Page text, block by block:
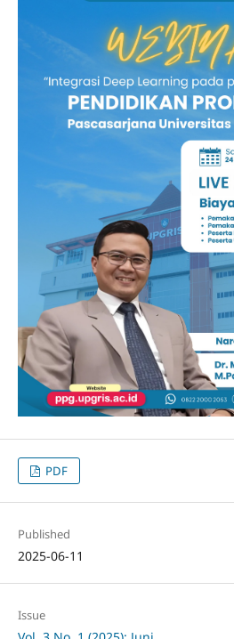
PDF
Published
2025-06-11
Issue